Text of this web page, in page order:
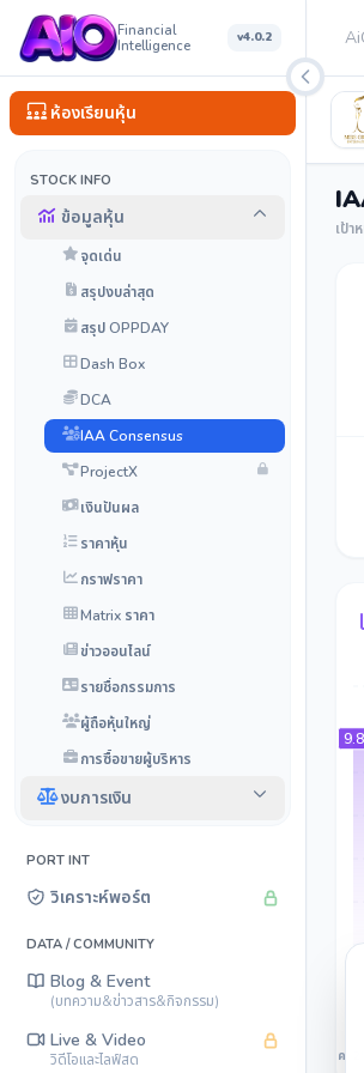
Financial
Intelligence
v4.0.2
ห้องเรียนหุ้น
STOCK INFO
ข้อมูลหุ้น
จุดเด่น
สรุปงบล่าสุด
สรุป OPPDAY
Dash Box
DCA
IAA Consensus
ProjectX
เงินปันผล
ราคาหุ้น
กราฟราคา
Matrix ราคา
ข่าวออนไลน์
รายชื่อกรรมการ
ผู้ถือหุ้นใหญ่
การซื้อขายผู้บริหาร
งบการเงิน
PORT INT
วิเคราะห์พอร์ต
DATA / COMMUNITY
Blog & Event
(บทความ&ข่าวสาร&กิจกรรม)
Live & Video
วิดีโอและไลฟ์สด
เป้า
9.8
ส.ค.